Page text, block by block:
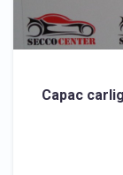
Capac